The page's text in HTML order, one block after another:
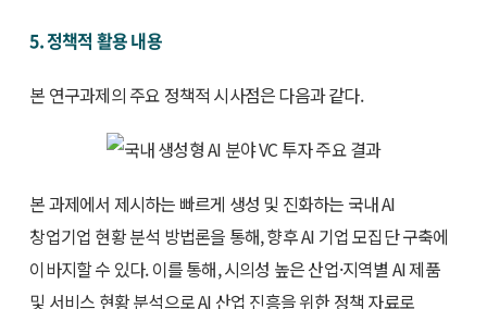
5. 정책적 활용 내용
본 연구과제의 주요 정책적 시사점은 다음과 같다.
본 과제에서 제시하는 빠르게 생성 및 진화하는 국내 AI
창업기업 현황 분석 방법론을 통해, 향후 AI 기업 모집단 구축에
이바지할 수 있다. 이를 통해, 시의성 높은 산업·지역별 AI 제품
및 서비스 현황 분석으로 AI 산업 진흥을 위한 정책 자료로